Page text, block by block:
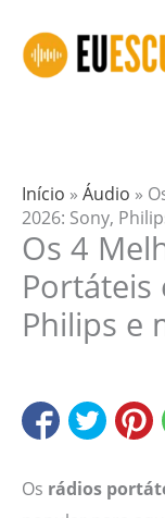
para
Início » Áudio »
2026: Sony,
Os 4
Portáteis
Philips e
Os rádios